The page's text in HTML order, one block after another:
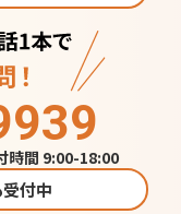
時間 9:00-18:00
付中